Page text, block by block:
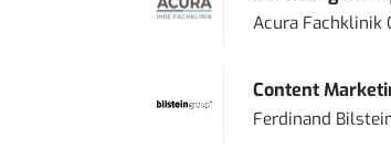
Acura Fachklinik
Content
Ferdinand